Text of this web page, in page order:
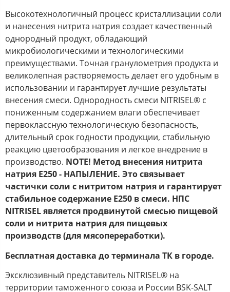
Высокотехнологичный процесс кристаллизации соли
и нанесения нитрита натрия создает качественный
однородный продукт, обладающий
микробиологическими и технологическими
преимуществами. Точная гранулометрия продукта и
великолепная растворяемость делает его удобным в
использовании и гарантирует лучшие результаты
внесения смеси. Однородность смеси NITRISEL® с
пониженным содержанием влаги обеспечивает
первоклассную технологическую безопасность,
длительный срок годности продукции, стабильную
реакцию цветообразования и легкое внедрение в
производство. NOTE! Метод внесения нитрита
натрия Е250 - НАПЫЛЕНИЕ. Это связывает
частички соли с нитритом натрия и гарантирует
стабильное содержание Е250 в смеси. НПС
NITRISEL является продвинутой смесью пищевой
соли и нитрита натрия для пищевых
производств (для мясопереработки).
Бесплатная доставка до терминала ТК в городе.
Эксклюзивный представитель NITRISEL® на
территории таможенного союза и России BSK-SALT